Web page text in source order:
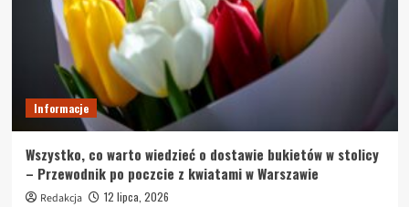
Informacje
Wszystko, co warto wiedzieć o dostawie bukietów w stolicy
– Przewodnik po poczcie z kwiatami w Warszawie
Redakcja 12 lipca, 2026